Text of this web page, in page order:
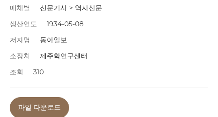
매체별
신문기사 > 역사신문
생산연도
1934-05-08
저자명
동아일보
소장처
제주학연구센터
조회
310
파일 다운로드